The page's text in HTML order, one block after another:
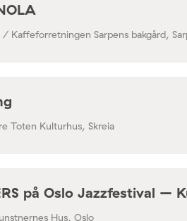
/ Kaffeforretningen Sarpens bakgård,
Toten Kulturhus, Skreia
på Oslo Jazzfestival –
Hus, Oslo